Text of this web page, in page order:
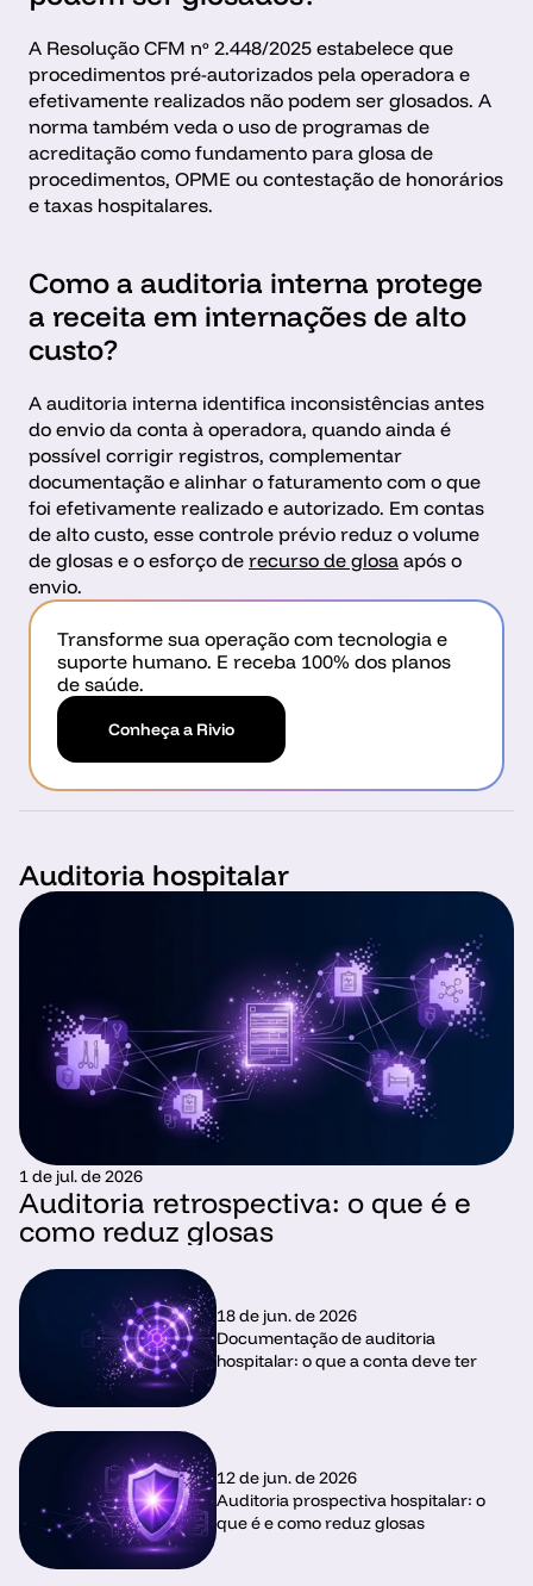
A Resolução CFM nº 2.448/2025 estabelece que
procedimentos pré-autorizados pela operadora e
efetivamente realizados não podem ser glosados. A
norma também veda o uso de programas de
acreditação como fundamento para glosa de
procedimentos, OPME ou contestação de honorários
e taxas hospitalares.
Como a auditoria interna protege
a receita em internações de alto
custo?
A auditoria interna identifica inconsistências antes
do envio da conta à operadora, quando ainda é
possível corrigir registros, complementar
documentação e alinhar o faturamento com o que
foi efetivamente realizado e autorizado. Em contas
de alto custo, esse controle prévio reduz o volume
de glosas e o esforço de recurso de glosa após o
envio.
Transforme sua operação com tecnologia e
suporte humano. E receba 100% dos planos
de saúde.
Conheça a Rivio
Auditoria hospitalar
1 de jul. de 2026
Auditoria retrospectiva: o que é e
como reduz glosas
18 de jun. de 2026
Documentação de auditoria
hospitalar: o que a conta deve ter
12 de jun. de 2026
Auditoria prospectiva hospitalar: o
que é e como reduz glosas